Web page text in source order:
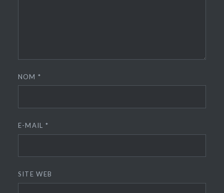
NOM*
E-MAIL *
SITE WEB